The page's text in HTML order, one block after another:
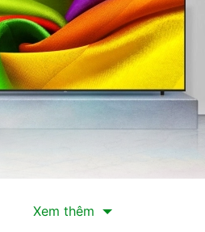
cải thiện khả năng hiển thị màu
Xem thêm